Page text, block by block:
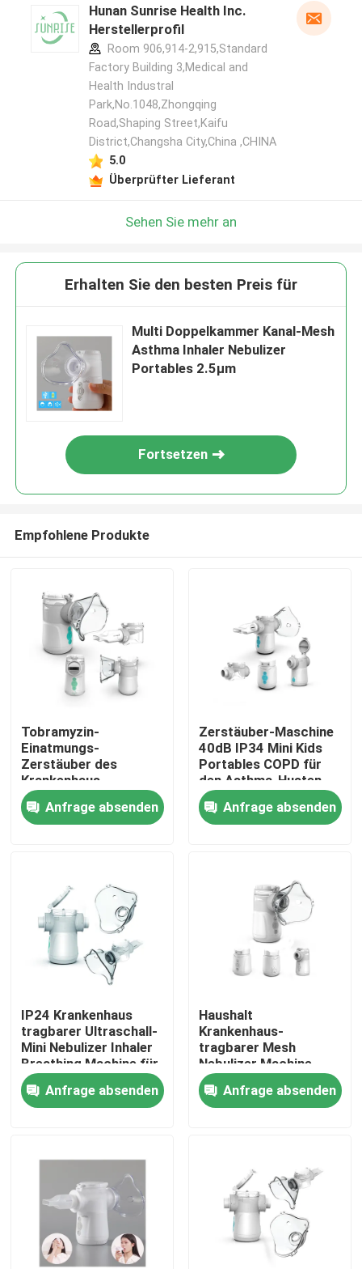
Nach Hause
Kontakte
Produkte
Mesh Nebulizer Machine
Asthma Mesh Nebulizer
medizinischer Mesh-Vernebler
Vibrierender Maschenzerstäuber
Tragbarer Inhalatorzerstäuber
Hunan Sunrise Health Inc.
Herstellerprofil
Room 906,914-2,915,Standard
Factory Building 3,Medical and
Health Industral
Park,No.1048,Zhongqing
Road,Shaping Street,Kaifu
District,Changsha City,China ,CHINA
5.0
Überprüfter Lieferant
Sehen Sie mehr an
Erhalten Sie den besten Preis für
Multi Doppelkammer Kanal-Mesh
Asthma Inhaler Nebulizer
Portables 2.5μm
Fortsetzen
Empfohlene Produkte
Tobramyzin-
Einatmungs-
Zerstäuber des
Krankenhaus-
elektrischer Asthma-
Inhalator-Zerstäuber-
3.25μm
Anfrage absenden
Zerstäuber-Maschine
40dB IP34 Mini Kids
Portables COPD für
den Asthma-Husten
kalt
Anfrage absenden
IP24 Krankenhaus
tragbarer Ultraschall-
Mini Nebulizer Inhaler
Breathing Machine für
Asthma
Anfrage absenden
Haushalt
Krankenhaus-
tragbarer Mesh
Nebulizer Machine
Medicals 2.1-3.5μm
für Asthma
Anfrage absenden